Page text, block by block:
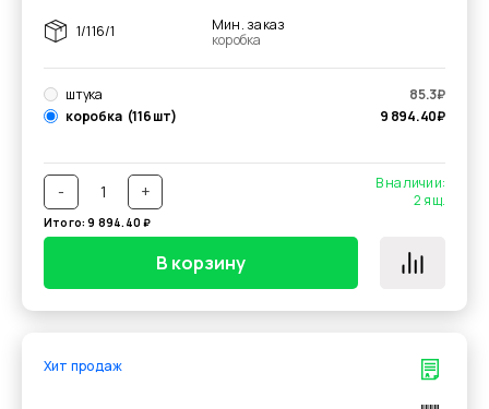
1/116/1
Мин. заказ
коробка
штука 85.3₽
коробка (116 шт) 9 894.40₽
- +
В наличии:
2 ящ.
Итого:9 894.40 ₽
В корзину
Хит продаж